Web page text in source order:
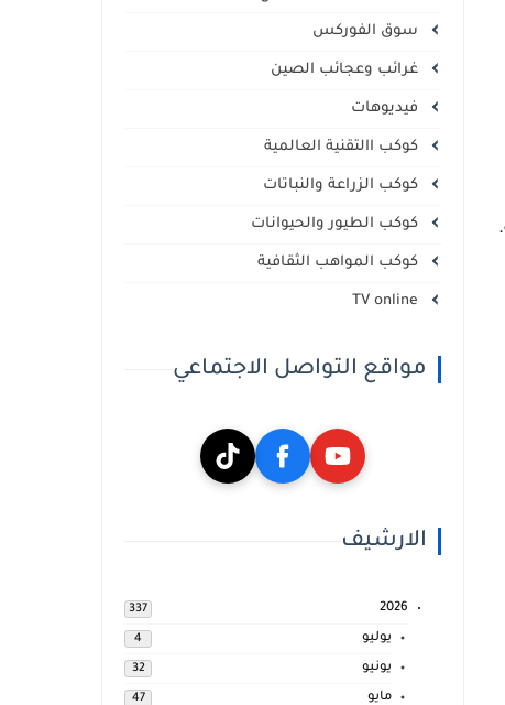
سوق الفوركس
غرائب وعجائب الصين
فيديوهات
كوكب االتقنية العالمية
كوكب الزراعة والنباتات
كوكب الطيور والحيوانات
كوكب المواهب الثقافية
مواقع التواصل الاجتماعي
الارشيف
2026
337
يوليو 4
يونيو 32
مايو 47